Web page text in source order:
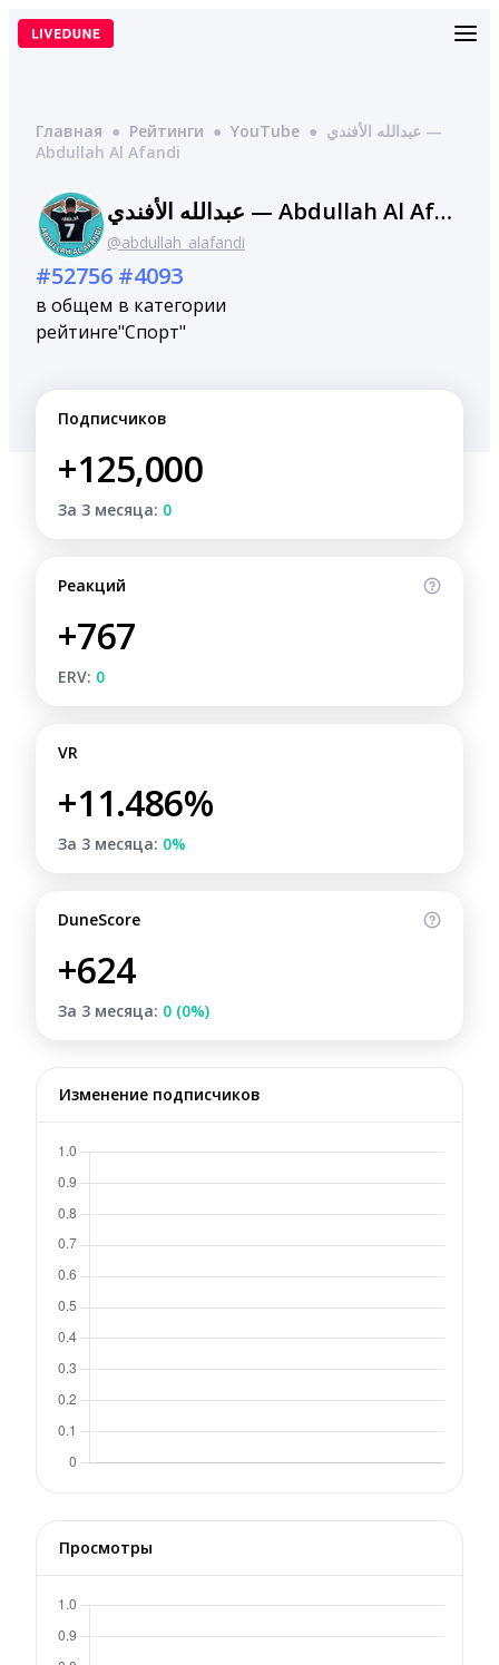
Перейти
Главная ● Рейтинги ● YouTube ● عبدالله الأفندي —
Abdullah Al Afandi
عبدالله الأفندي — Abdullah Al Afandi
@abdullah_alafandi
#52756
в общем
рейтинге
#4093
в категории
"Спорт"
Подписчиков
+125,000
За 3 месяца: 0
Реакций
+767
ERV: 0
VR
+11.486%
За 3 месяца: 0%
DuneScore
+624
За 3 месяца: 0 (0%)
Изменение подписчиков
Просмотры